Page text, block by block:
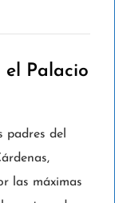
el Palacio
del
las máximas